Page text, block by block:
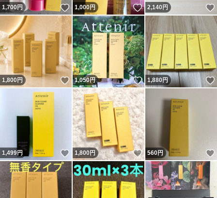
1,700円 いいね！
1,000円 いいね！
2,140円
1,800円 いいね！
1,050円 いいね！
1,880円
1,499円 いいね！
1,800円 いいね！
560円